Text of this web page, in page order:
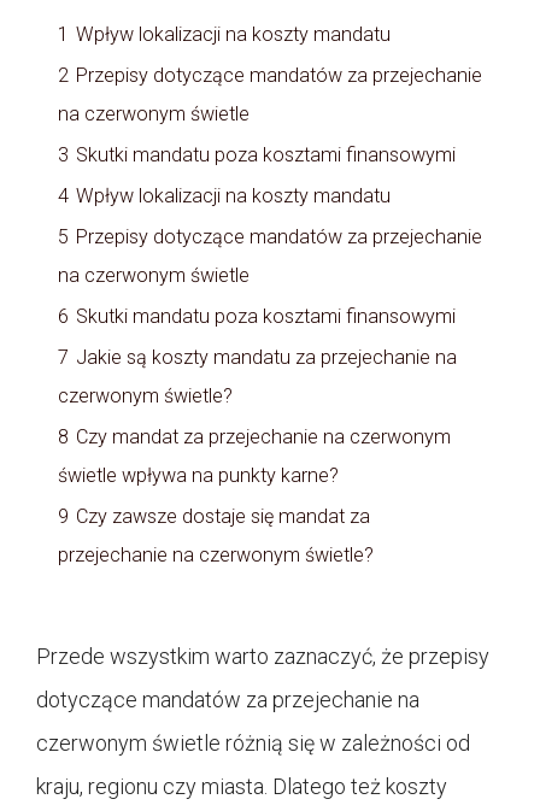
1 Wpływ lokalizacji na koszty mandatu
2 Przepisy dotyczące mandatów za przejechanie
na czerwonym świetle
3 Skutki mandatu poza kosztami finansowymi
4 Wpływ lokalizacji na koszty mandatu
5 Przepisy dotyczące mandatów za przejechanie
na czerwonym świetle
6 Skutki mandatu poza kosztami finansowymi
7 Jakie są koszty mandatu za przejechanie na
czerwonym świetle?
8 Czy mandat za przejechanie na czerwonym
świetle wpływa na punkty karne?
9 Czy zawsze dostaje się mandat za
przejechanie na czerwonym świetle?
Przede wszystkim warto zaznaczyć, że przepisy
dotyczące mandatów za przejechanie na
czerwonym świetle różnią się w zależności od
kraju, regionu czy miasta. Dlatego też koszty